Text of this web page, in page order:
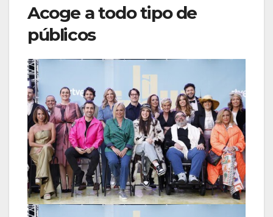
Acoge a todo tipo de
públicos